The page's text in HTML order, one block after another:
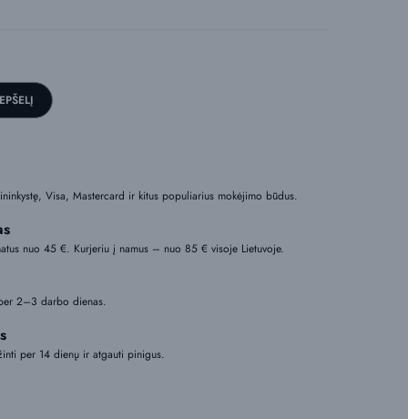
Visa, Mastercard ir kitus populiarius mokėjimo būdus.
nuo 45 €. Kurjeriu į namus – nuo 85 € visoje Lietuvoje.
2–3 darbo dienas.
per 14 dienų ir atgauti pinigus.